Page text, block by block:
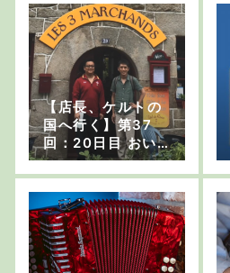
【店長、ケルトの
国へ行く】第37
回：20日目 おい
しいおいしいフラ
ンス料理【ブレス
トに移動開始】